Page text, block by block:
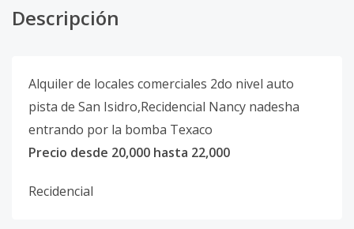
Descripción
Alquiler de locales comerciales 2do nivel auto
pista de San Isidro,Recidencial Nancy nadesha
entrando por la bomba Texaco
Precio desde 20,000 hasta 22,000
Recidencial